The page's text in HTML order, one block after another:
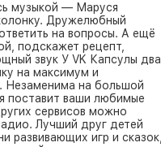
музыкой — Маруся
Дружелюбный
на вопросы. А ещё
подскажет рецепт,
звук У VK Капсулы два
на максимум и
Незаменима на большой
поставит ваши любимые
сервисов можно
Лучший друг детей
развивающих игр и сказок,